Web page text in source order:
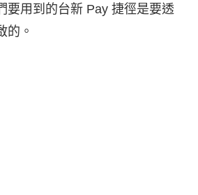
要用到的台新 Pay 捷徑是要透
的。